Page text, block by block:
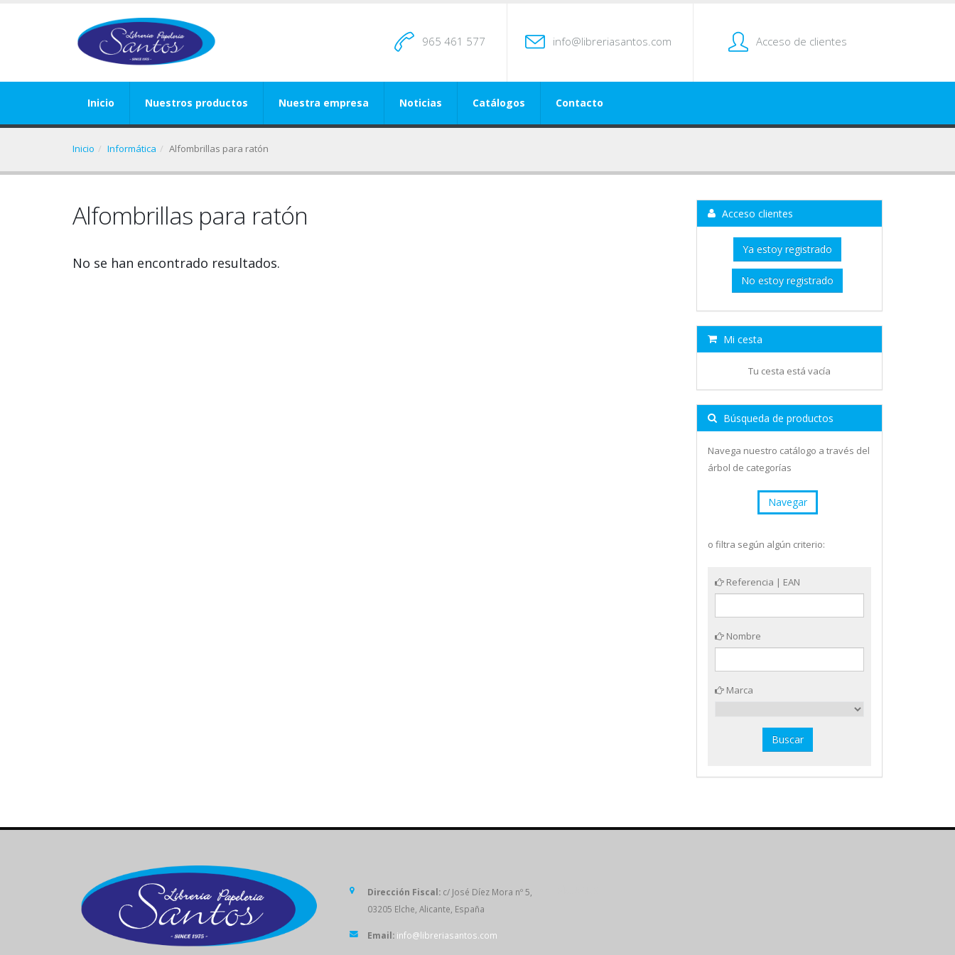
965 461 577 info@libreriasantos.com Acceso de clientes
Inicio Nuestros productos Nuestra empresa Noticias Catálogos Contacto
Inicio Informática Alfombrillas para ratón
Alfombrillas para ratón
No se han encontrado resultados.
Acceso clientes
Ya estoy registrado
No estoy registrado
Mi cesta
Tu cesta está vacía
Búsqueda de productos
Navega nuestro catálogo a través del
árbol de categorías
Navegar
o filtra según algún criterio:
Referencia | EAN
Nombre
Marca
Dirección Fiscal: c/ José Díez Mora nº 5,
03205 Elche, Alicante, España
Email: info@libreriasantos.com